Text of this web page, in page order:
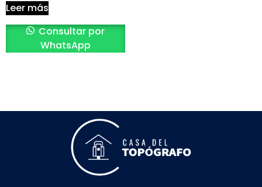
Leer más
Consultar por
WhatsApp